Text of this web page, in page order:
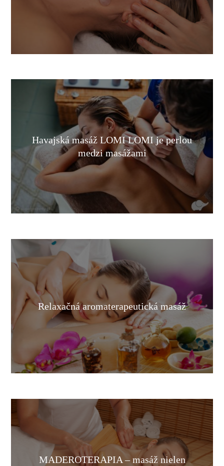
Havajská masáž LOMI LOMI je perlou
medzi masážami
Relaxačná aromaterapeutická masáž
MADEROTERAPIA – masáž nielen